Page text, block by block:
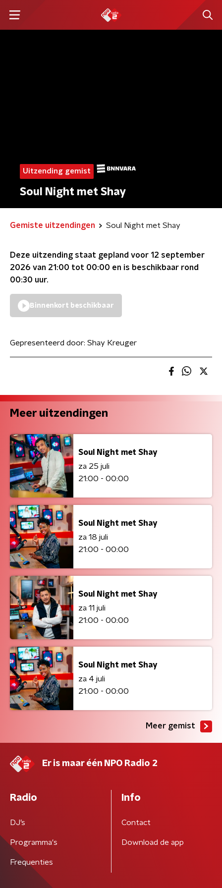
Uitzending gemist
Soul Night met Shay
Gemiste uitzendingen Soul Night met Shay
Deze uitzending staat gepland voor 12 september
2026 van 21:00 tot 00:00 en is beschikbaar rond
00:30 uur.
Binnenkort beschikbaar
Gepresenteerd door: Shay Kreuger
Meer uitzendingen
Soul Night met Shay
za 25 juli
21:00 - 00:00
Soul Night met Shay
za 18 juli
21:00 - 00:00
Soul Night met Shay
za 11 juli
21:00 - 00:00
Soul Night met Shay
za 4 juli
21:00 - 00:00
Meer gemist
Er is maar één NPO Radio 2
Radio
DJ’s
Programma's
Frequenties
Info
Contact
Download de app